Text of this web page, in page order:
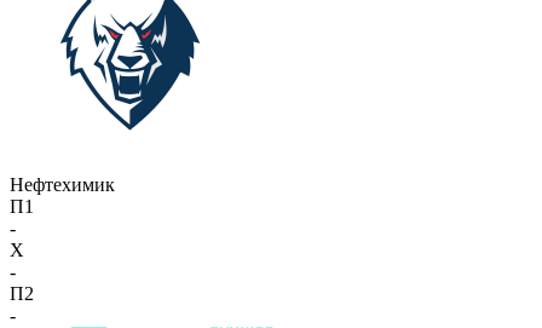
Нефтехимик
П1
-
X
-
П2
-